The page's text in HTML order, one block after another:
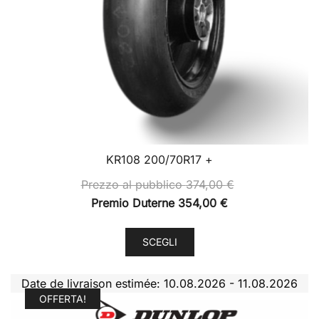
del
prodotto
KR108 200/70R17 +
Prezzo al pubblico374,00€
Premio Duterne 354,00 €
SCEGLI
Questo
più
Date de livraison estimée: 10.08.2026 - 11.08.2026
OFFERTA!